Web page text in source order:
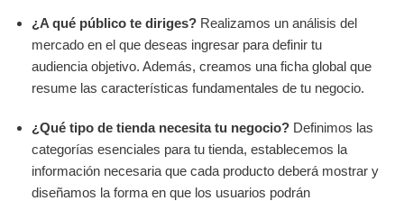
¿A qué público te diriges? Realizamos un análisis del
mercado en el que deseas ingresar para definir tu
audiencia objetivo. Además, creamos una ficha global que
resume las características fundamentales de tu negocio.
¿Qué tipo de tienda necesita tu negocio? Definimos las
categorías esenciales para tu tienda, establecemos la
información necesaria que cada producto deberá mostrar y
diseñamos la forma en que los usuarios podrán